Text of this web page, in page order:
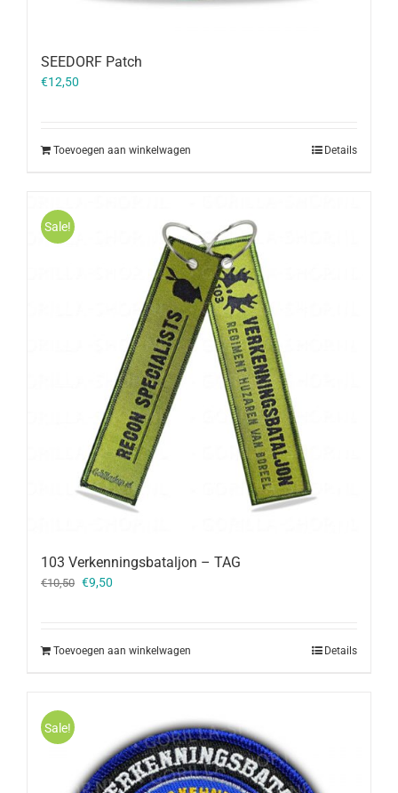
SEEDORF Patch
€12,50
Toevoegen aan winkelwagen Details
Sale!
103 Verkenningsbataljon – TAG
€10,50 Oorspronkelijke
€9,50
Toevoegen aan winkelwagen Details
Sale!